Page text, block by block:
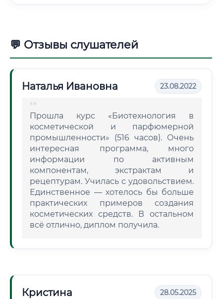
💬 Отзывы слушателей
Наталья Ивановна 23.08.2022
Прошла курс «Биотехнология в
косметической и парфюмерной
промышленности» (516 часов). Очень
интересная программа, много
информации по активным
компонентам, экстрактам и
рецептурам. Училась с удовольствием.
Единственное — хотелось бы больше
практических примеров создания
косметических средств. В остальном
всё отлично, диплом получила.
Кристина 28.05.2025